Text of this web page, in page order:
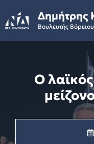
to
content
Δημήτρης
Βουλευτής
Ο